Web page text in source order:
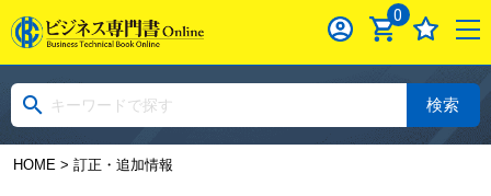
0
検索
HOME> 訂正・追加情報